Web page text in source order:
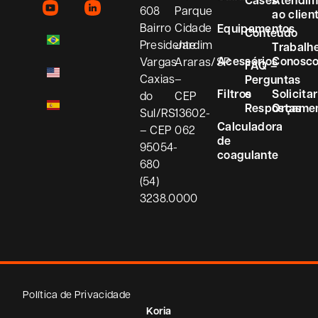
608
Bairro
Presidente
Vargas
Caxias
do
Sul/RS
– CEP
95054-
680
(54)
3238.0000
Parque
Cidade
Jardim
Araras/SP
–
CEP
13602-
062
Equipamentos
Acessórios
Filtros
Calculadora
de
coagulante
Conteúdo
FAQ –
Perguntas
e
Respostas
ao
Solicitar
Política de Privacidade
Koria